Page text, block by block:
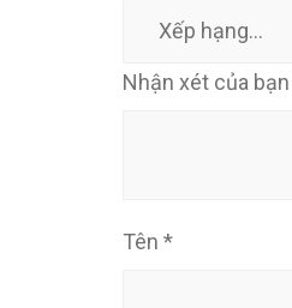
Nhận xét của bạn
Tên *